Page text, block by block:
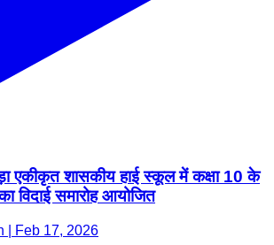
एकीकृत शासकीय हाई स्कूल में कक्षा 10 के
विदाई समारोह आयोजित
| Feb 17, 2026